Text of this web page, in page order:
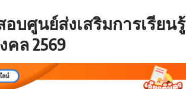
บศูนย์ส่งเสริมการเรียนรู้
คล 2569